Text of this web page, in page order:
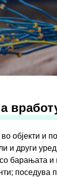
објекти и
и други